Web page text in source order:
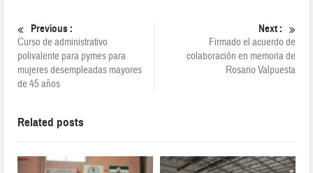
Previous :
Curso de administrativo
polivalente para pymes para
mujeres desempleadas mayores
de 45 años
Next :
Firmado el acuerdo de
colaboración en memoria de
Rosario Valpuesta
Related posts